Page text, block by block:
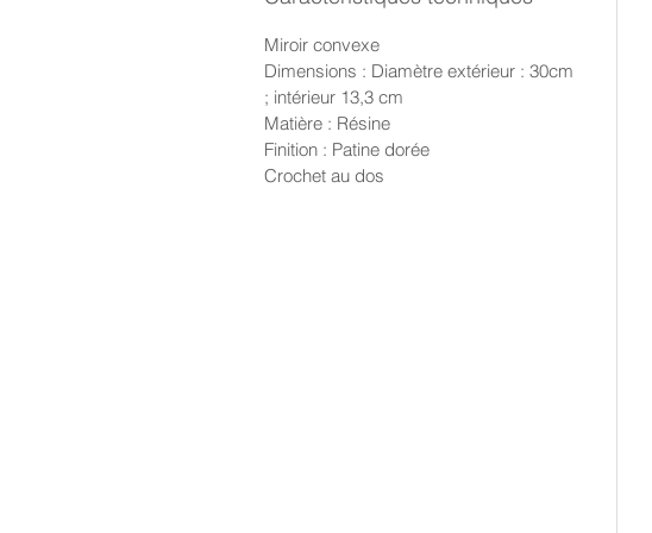
Miroir convexe
Dimensions : Diamètre extérieur : 30cm
; intérieur 13,3 cm
Matière : Résine
Finition : Patine dorée
Crochet au dos